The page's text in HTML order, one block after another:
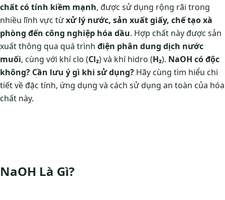
chất có tính kiềm mạnh, được sử dụng rộng rãi trong
nhiều lĩnh vực từxử lý nước, sản xuất giấy, chế tạo xà
phòng đến công nghiệp hóa dầu. Hợp chất này được sản
xuất thông qua quá trình điện phân dung dịch nước
muối, cùng với khí clo (Cl₂) và khí hidro (H₂). NaOH có độc
không? Cần lưu ý gì khi sử dụng? Hãy cùng tìm hiểu chi
tiết về đặc tính, ứng dụng và cách sử dụng an toàn của hóa
chất này.
NaOH Là Gì?